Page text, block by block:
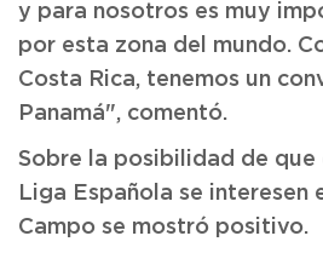
y para nosotros es muy
por esta zona del mundo.
Costa Rica, tenemos un
Panamá", comentó.
Sobre la posibilidad de que
Liga Española se interesen
Campo se mostró positivo.